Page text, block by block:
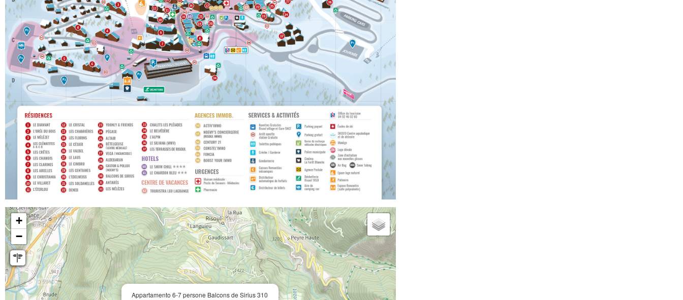
Appartamento 6-7 persone Balcons de Sirius 310
+
−